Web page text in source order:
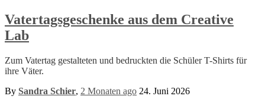
Vatertagsgeschenke aus dem Creative
Lab
Zum Vatertag gestalteten und bedruckten die Schüler T-Shirts für
ihre Väter.
By Sandra Schier, 2 Monaten ago 24. Juni 2026